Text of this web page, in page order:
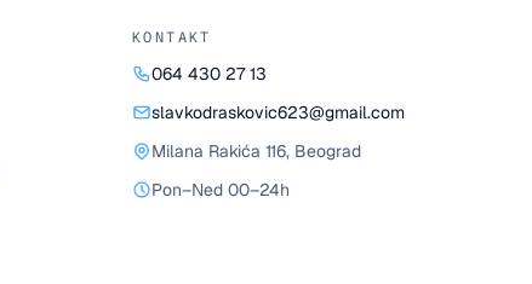
KONTAKT
064 430 27 13
slavkodraskovic623@gmail.com
Milana Rakića 116, Beograd
Pon–Ned 00–24h